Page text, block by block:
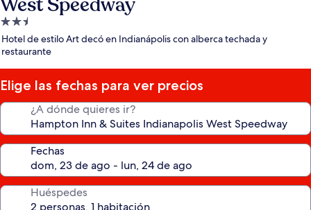
Propiedad
de
2.5
estrellas
Hotel de estilo Art decó en Indianápolis con alberca techada y
restaurante
Elige las fechas para ver precios
¿A dónde quieres ir?
Fechas
Huéspedes